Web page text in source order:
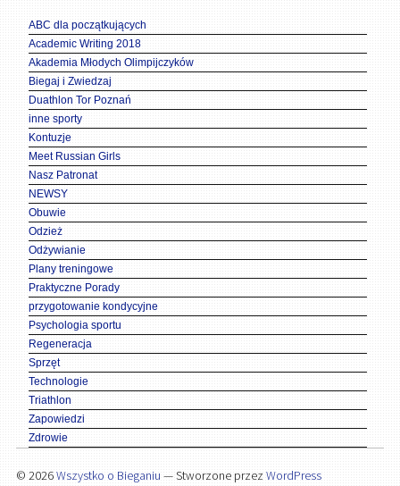
ABC dla początkujących
Academic Writing 2018
Akademia Młodych Olimpijczyków
Biegaj i Zwiedzaj
Duathlon Tor Poznań
inne sporty
Kontuzje
Meet Russian Girls
Nasz Patronat
NEWSY
Obuwie
Odzież
Odżywianie
Plany treningowe
Praktyczne Porady
przygotowanie kondycyjne
Psychologia sportu
Regeneracja
Sprzęt
Technologie
Triathlon
Zapowiedzi
Zdrowie
© 2026Wszystko o Bieganiu — Stworzone przez WordPress